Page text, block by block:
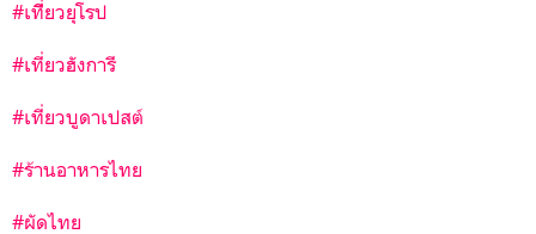
#เทีี่ยวยุโรป
#เที่ยวฮังการี
#เที่ยวบูดาเปสต์
#ร้านอาหารไทย
#ผัดไทย